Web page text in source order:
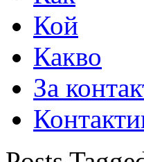
Кой
Какво
За